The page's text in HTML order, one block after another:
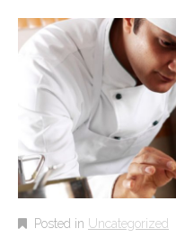
Posted in Uncategorized